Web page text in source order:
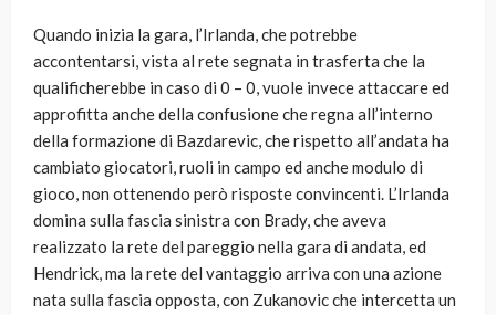
Quando inizia la gara, l’Irlanda, che potrebbe
accontentarsi, vista al rete segnata in trasferta che la
qualificherebbe in caso di 0 – 0, vuole invece attaccare ed
approfitta anche della confusione che regna all’interno
della formazione di Bazdarevic, che rispetto all’andata ha
cambiato giocatori, ruoli in campo ed anche modulo di
gioco, non ottenendo però risposte convincenti. L’Irlanda
domina sulla fascia sinistra con Brady, che aveva
realizzato la rete del pareggio nella gara di andata, ed
Hendrick, ma la rete del vantaggio arriva con una azione
nata sulla fascia opposta, con Zukanovic che intercetta un